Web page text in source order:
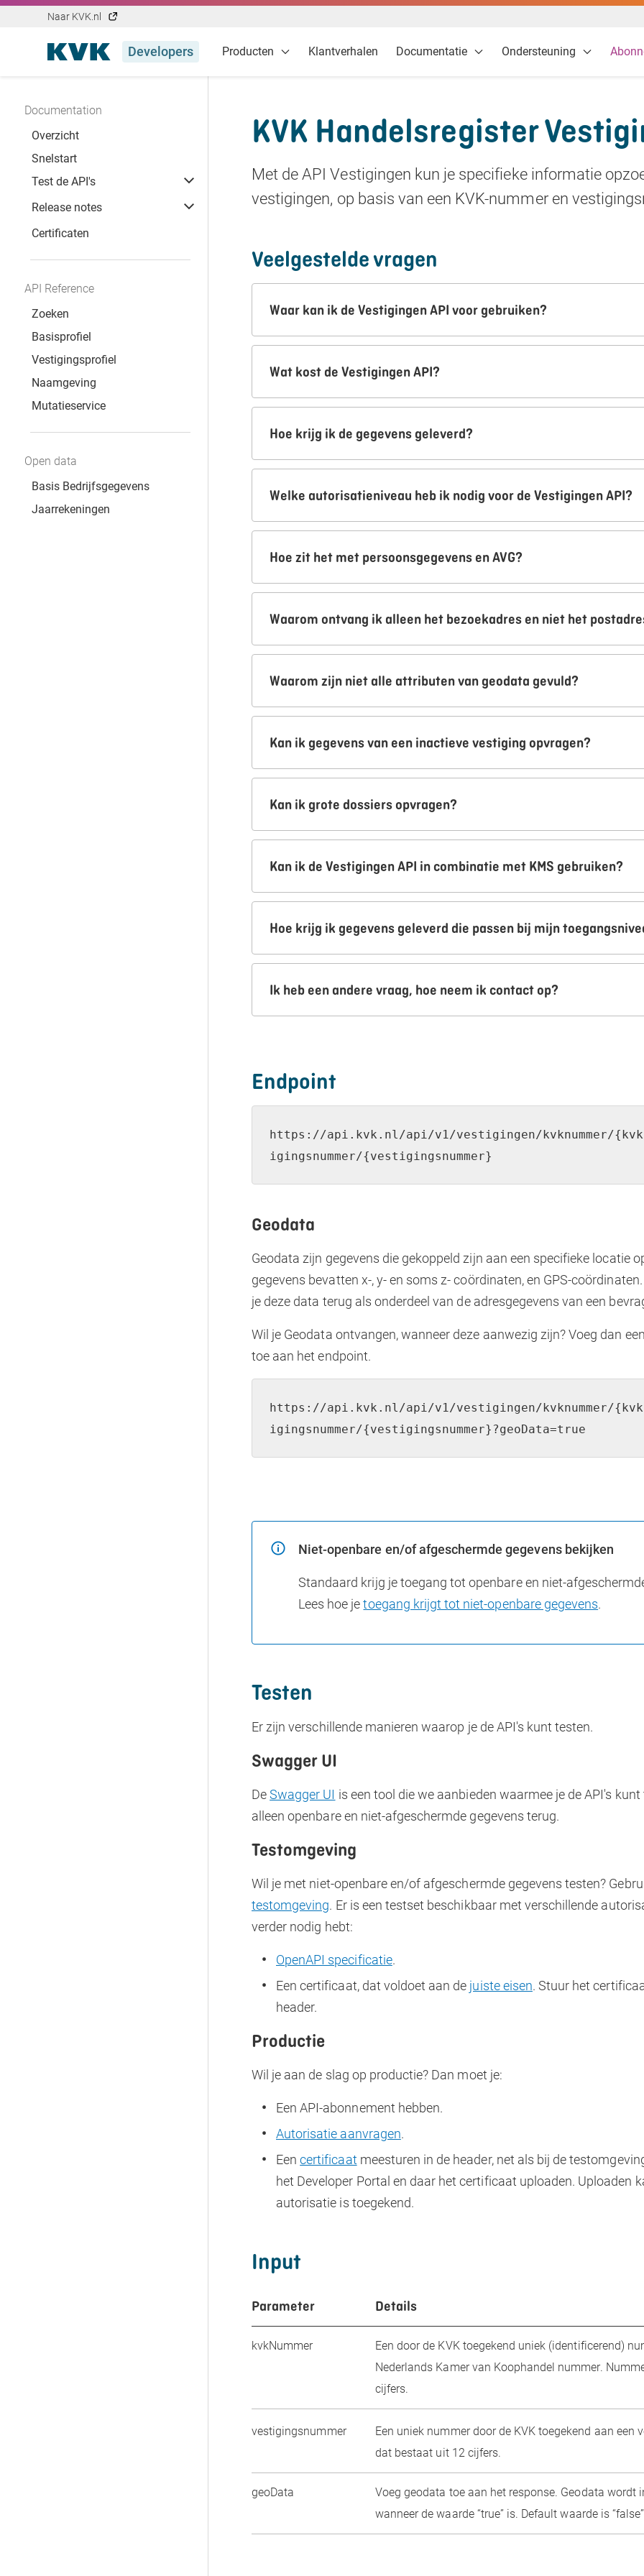
Naar KVK.nl
Developers Producten Klantverhalen Documentatie Ondersteuning
Documentation
Overzicht
Snelstart
Test de API's
Release notes
Certificaten
API Reference
Zoeken
Basisprofiel
Vestigingsprofiel
Naamgeving
Mutatieservice
Open data
Basis Bedrijfsgegevens
Jaarrekeningen
KVK Handelsregister
Met de API Vestigingen kun je specifieke informatie
vestigingen, op basis van een KVK-nummer en
Veelgestelde vragen
Waar kan ik de Vestigingen API voor gebruiken?
Wat kost de Vestigingen API?
Hoe krijg ik de gegevens geleverd?
Welke autorisatieniveau heb ik nodig voor de Vestigingen API?
Hoe zit het met persoonsgegevens en AVG?
Waarom ontvang ik alleen het bezoekadres en niet het
Waarom zijn niet alle attributen van geodata gevuld?
Kan ik gegevens van een inactieve vestiging opvragen?
Kan ik grote dossiers opvragen?
Kan ik de Vestigingen API in combinatie met KMS gebruiken?
Hoe krijg ik gegevens geleverd die passen bij mijn
Ik heb een andere vraag, hoe neem ik contact op?
Endpoint
https: //api.kvk.nl/api/v1/vestigingen/kvknummer/
igingsnummer/{vestigingsnummer}
Geodata
Geodata zijn gegevens die gekoppeld zijn aan een specifieke locatie
gegevens bevatten x-, y- en soms z- coördinaten, en GPS-
je deze data terug als onderdeel van de adresgegevens van een
Wil je Geodata ontvangen, wanneer deze aanwezig zijn? Voeg dan
toe aan het endpoint.
https: //api.kvk.nl/api/v1/vestigingen/kvknummer/
igingsnummer/{vestigingsnummer}?geoData=true
Niet-openbare en/of afgeschermde gegevens bekijken
Standaard krijg je toegang tot openbare en niet-
Lees hoe jetoegang krijgt tot niet-openbare gegevens.
Testen
Er zijn verschillende manieren waarop je de API's kunt testen.
Swagger UI
DeSwagger UI is een tool die we aanbieden waarmee je de API's
alleen openbare en niet-afgeschermde gegevens terug.
Testomgeving
Wil je met niet-openbare en/of afgeschermde gegevens testen?
testomgeving. Er is een testset beschikbaar met verschillende
verder nodig hebt:
OpenAPI specificatie.
Een certificaat, dat voldoet aan de juiste eisen. Stuur het
header.
Productie
Wil je aan de slag op productie? Dan moet je:
Een API-abonnement hebben.
Autorisatie aanvragen.
Eencertificaat meesturen in de header, net als bij de
het Developer Portal en daar het certificaat uploaden. Uploaden
autorisatie is toegekend.
Input
Parameter Details
kvkNummer
Een door de KVK toegekend uniek (identificerend)
Nederlands Kamer van Koophandel nummer.
cijfers.
vestigingsnummer
Een uniek nummer door de KVK toegekend aan een
dat bestaat uit 12 cijfers.
geoData
Voeg geodata toe aan het response. Geodata wordt
wanneer de waarde “true” is. Default waarde is